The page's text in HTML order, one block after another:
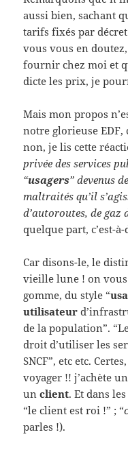
aussi bien, sachant
tarifs fixés par
vous vous en
fournir chez moi et
dicte les prix, je
Mais mon propos
notre glorieuse EDF,
non, je lis cette
privée des services
“usagers” devenus
maltraités qu’il
d’autoroutes, de gaz
quelque part, c’est-
Car disons-le, le
vieille lune ! on
gomme, du style “
utilisateur
de la population”.
droit d’utiliser les
SNCF”, etc etc.
voyager !! j’achète
unclient. Et dans
“le client est roi !” ; “
parles !).